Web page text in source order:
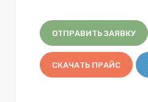
ОТПРАВИТЬ ЗАЯВКУ
СКАЧАТЬ ПРАЙС